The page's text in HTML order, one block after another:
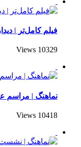
فیلم کامل‌تر |
10329 Views
نماهنگ | مراسم
10418 Views